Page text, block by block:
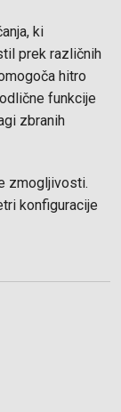
ki
prek različnih
hitro
funkcije
zbranih
zmogljivosti.
konfiguracije